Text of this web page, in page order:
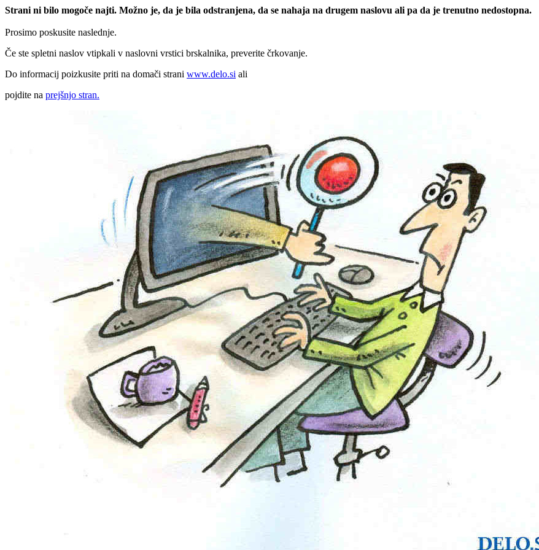
Strani ni bilo mogoče najti. Možno je, da je bila odstranjena, da se nahaja na drugem naslovu ali pa da je trenutno nedostopna.
Prosimo poskusite naslednje.
Če ste spletni naslov vtipkali v naslovni vrstici brskalnika, preverite črkovanje.
Do informacij poizkusite priti na domači strani www.delo.si ali
pojdite na prejšnjo stran.